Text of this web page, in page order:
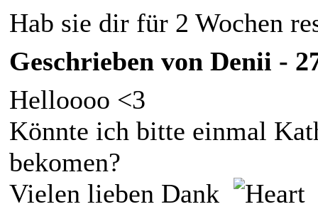
Hab sie dir für 2 Wochen
Geschrieben von Denii -
Helloooo <3
Könnte ich bitte einmal
bekomen?
Vielen lieben Dank